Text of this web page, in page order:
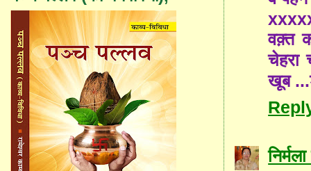
वक़्त
चेहरा
खूब